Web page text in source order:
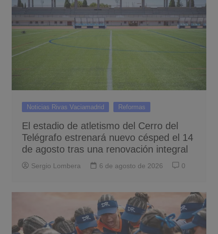
Noticias Rivas Vaciamadrid Reformas
El estadio de atletismo del Cerro del
Telégrafo estrenará nuevo césped el 14
de agosto tras una renovación integral
Sergio Lombera 6 de agosto de 2026 0